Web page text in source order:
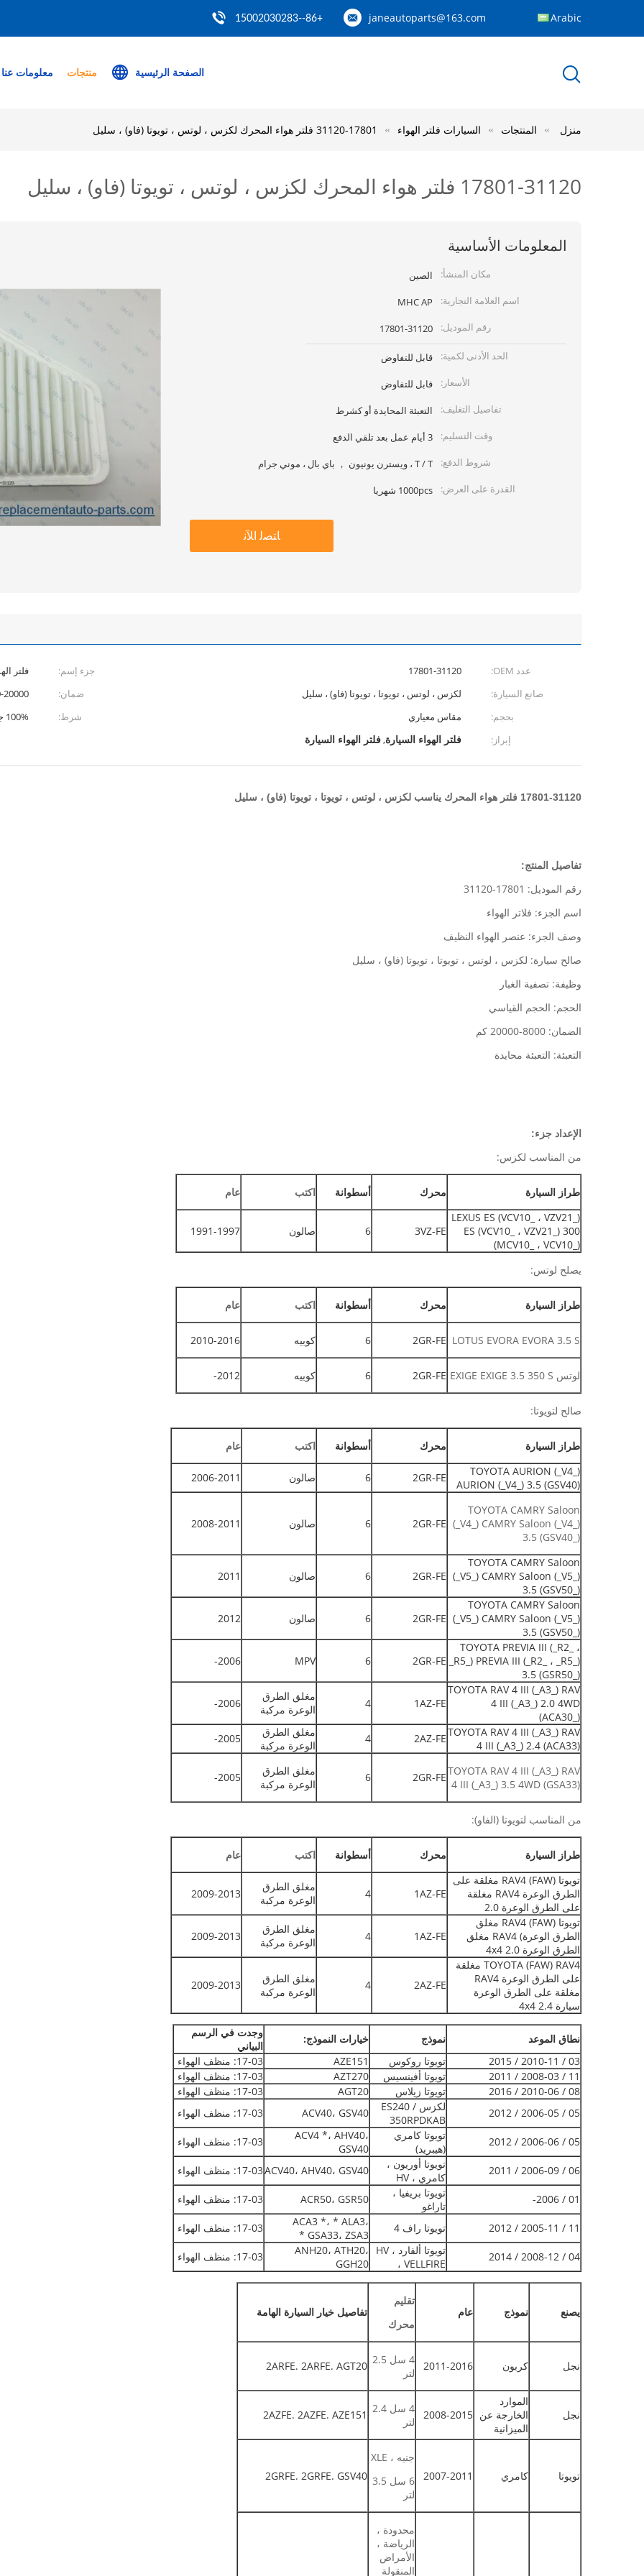
janeautoparts@163.com
+86--15002030283 Arabic
الصفحة الرئيسية منتجات معلومات عنا
منزل المنتجات السيارات فلتر الهواء 17801-31120 فلتر هواء المحرك لكزس ، لوتس ، تويوتا (فاو) ، سليل
17801-31120 فلتر هواء المحرك لكزس ، لوتس ، تويوتا (فاو) ، سليل
المعلومات الأساسية
مكان المنشأ:
الصين
اسم العلامة التجارية:
MHC AP
رقم الموديل:
17801-31120
الحد الأدنى لكمية:
قابل للتفاوض
الأسعار:
قابل للتفاوض
تفاصيل التغليف:
التعبئة المحايدة أو كشرط
وقت التسليم:
3 أيام عمل بعد تلقي الدفع
شروط الدفع:
T / T ، ويسترن يونيون ， باي بال ، موني جرام
القدرة على العرض:
1000pcs شهريا
ﺎﺘﺼﻟ ﺍﻶﻧ
عدد OEM: 17801-31120 جزء إسم:
فلتر
صانع السيارة:
لكزس ، لوتس ، تويوتا ، تويوتا (فاو) ، سليل ضمان:
8000-
بحجم:
مقاس معياري شرط:
100% جديد
إبراز:
فلتر الهواء السيارة,فلتر الهواء السيارة
17801-31120 فلتر هواء المحرك يناسب لكزس ، لوتس ، تويوتا ، تويوتا (فاو) ، سليل
تفاصيل المنتج:
رقم الموديل: 17801-31120
اسم الجزء: فلاتر الهواء
وصف الجزء: عنصر الهواء النظيف
صالح سيارة: لكزس ، لوتس ، تويوتا ، تويوتا (فاو) ، سليل
وظيفة: تصفية الغبار
الحجم: الحجم القياسي
الضمان: 8000-20000 كم
التعبئة: التعبئة محايدة
الإعداد جزء:
من المناسب لكزس:
طراز السيارة محرك أسطوانة اكتب
عام
LEXUS ES (VCV10_ ، VZV21_)
ES (VCV10_ ، VZV21_) 300
(MCV10_ ، VCV10_)
3VZ-FE
6 صالون 1991-1997
يصلح لوتس:
طراز السيارة محرك أسطوانة اكتب عام
LOTUS EVORA EVORA 3.5 S
2GR-FE
6 كوبيه 2010-2016
لوتس EXIGE EXIGE 3.5 350 S 2GR-FE
6 كوبيه 2012-
صالح لتويوتا:
طراز السيارة محرك أسطوانة اكتب
عام
TOYOTA AURION (_V4_)
AURION (_V4_) 3.5 (GSV40)
2GR-FE
6 صالون 2006-2011
TOYOTA CAMRY Saloon
(_V4_) CAMRY Saloon (_V4_)
3.5 (GSV40_)
2GR-FE
6 صالون 2008-2011
TOYOTA CAMRY Saloon
(_V5_) CAMRY Saloon (_V5_)
3.5 (GSV50_)
2GR-FE
6 صالون 2011
TOYOTA CAMRY Saloon
(_V5_) CAMRY Saloon (_V5_)
3.5 (GSV50_)
2GR-FE
6 صالون 2012
TOYOTA PREVIA III (_R2_ ،
_R5_) PREVIA III (_R2_ ، _R5_)
3.5 (GSR50_)
2GR-FE
6
MPV
2006-
TOYOTA RAV 4 III (_A3_) RAV
4 III (_A3_) 2.0 4WD
(ACA30_)
1AZ-FE
4
مغلق الطرق
الوعرة مركبة
2006-
TOYOTA RAV 4 III (_A3_) RAV
4 III (_A3_) 2.4 (ACA33)
2AZ-FE
4
مغلق الطرق
الوعرة مركبة
2005-
TOYOTA RAV 4 III (_A3_) RAV
4 III (_A3_) 3.5 4WD (GSA33)
2GR-FE
6
مغلق الطرق
الوعرة مركبة
2005-
من المناسب لتويوتا (الفاو):
طراز السيارة محرك أسطوانة اكتب
عام
تويوتا (FAW) RAV4 مغلقة على
الطرق الوعرة RAV4 مغلقة
على الطرق الوعرة 2.0
1AZ-FE
4
مغلق الطرق
الوعرة مركبة
2009-2013
تويوتا (FAW) RAV4 مغلق
الطرق الوعرة) RAV4 مغلق
الطرق الوعرة 2.0 4x4
1AZ-FE
4
مغلق الطرق
الوعرة مركبة
2009-2013
TOYOTA (FAW) RAV4 مغلقة
على الطرق الوعرة RAV4
مغلقة على الطرق الوعرة
سيارة 2.4 4x4
2AZ-FE
4
مغلق الطرق
الوعرة مركبة
2009-2013
نطاق الموعد نموذج خيارات النموذج:
وجدت في الرسم
البياني
03 / 2010-11 / 2015
تويوتا روكوس AZE151
17-03: منظف الهواء
11 / 2008-03 / 2011
تويوتا أفينسيس AZT270
17-03: منظف الهواء
08 / 2010-06 / 2016
تويوتا زيلاس AGT20
17-03: منظف الهواء
05 / 2006-05 / 2012
لكزس ES240 /
350RPDKAB
ACV40، GSV40 17-03: منظف الهواء
05 / 2006-06 / 2012
تويوتا كامري
(هيبريد)
ACV4 *، AHV40،
GSV40
17-03: منظف الهواء
06 / 2006-09 / 2011
تويوتا أوريون ،
كامري ، HV
ACV40، AHV40، GSV4017-03: منظف الهواء
01 / 2006-
تويوتا بريفيا ،
تاراغو
ACR50، GSR50 17-03: منظف الهواء
11 / 2005-11 / 2012 تويوتا راف 4
ACA3 *، * ALA3،
GSA33، ZSA3 *
17-03: منظف الهواء
04 / 2008-12 / 2014
تويوتا ألفارد ، HV
، VELLFIRE
ANH20، ATH20،
GGH20
17-03: منظف الهواء
يصنع نموذج عام
تقليم
محرك
تفاصيل خيار السيارة الهامة
نجل كربون 2011-2016
4 سل 2.5
لتر
2ARFE. 2ARFE. AGT20
نجل
الموارد
الخارجة عن
الميزانية
2008-2015
4 سل 2.4
لتر
2AZFE. 2AZFE. AZE151
تويوتا كامري 2007-2011
جنيه ، XLE
6 سل 3.5
لتر
2GRFE. 2GRFE. GSV40
محدودة ،
الرياضة ،
الأمراض
المنقولة